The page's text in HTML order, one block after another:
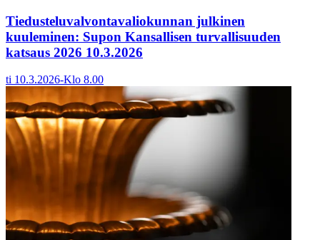
Tiedusteluvalvontavaliokunnan julkinen
kuuleminen: Supon Kansallisen turvallisuuden
katsaus 2026 10.3.2026
ti 10.3.2026-Klo 8.00